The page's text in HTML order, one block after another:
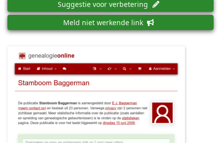
Suggestie voor verbetering
Meld niet werkende link